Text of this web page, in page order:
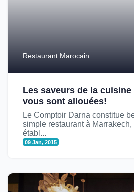
Restaurant Marocain
Les saveurs de la
vous sont allouées!
Le Comptoir Darna constitue
simple restaurant à Marrakech,
établ...
09 Jan, 2015